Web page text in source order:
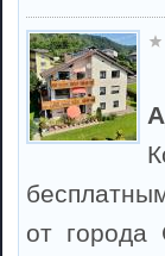
от города